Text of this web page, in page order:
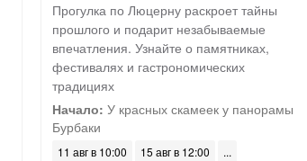
Прогулка по Люцерну раскроет тайны
прошлого и подарит незабываемые
впечатления. Узнайте о памятниках,
фестивалях и гастрономических
традициях
Начало: У красных скамеек у панорамы
Бурбаки
11 авг в 10:00
15 авг в 12:00